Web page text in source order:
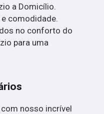
a Domicílio.
comodidade.
no conforto do
para uma
nosso incrível